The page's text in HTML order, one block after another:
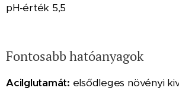
pH-érték 5,5
Fontosabb hatóanyagok
Acilglutamát: elsődleges növényi